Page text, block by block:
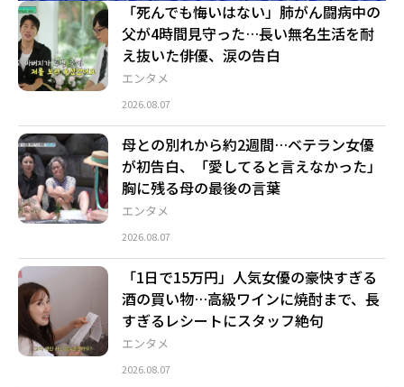
エンタメ
「死んでも悔いはない」肺がん闘病中の
父が4時間見守った…長い無名生活を耐
え抜いた俳優、涙の告白
2026.08.07
エンタメ
母との別れから約2週間…ベテラン女優
が初告白、「愛してると言えなかった」
胸に残る母の最後の言葉
2026.08.07
エンタメ
「1日で15万円」人気女優の豪快すぎる
酒の買い物…高級ワインに焼酎まで、長
すぎるレシートにスタッフ絶句
2026.08.07